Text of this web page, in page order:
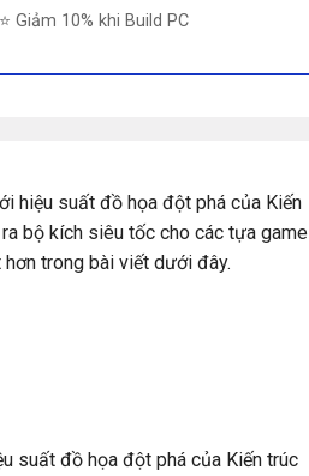
⭐ Giảm 10% khi Build PC
hiệu suất đồ họa đột phá của Kiến
bộ kích siêu tốc cho các tựa game
trong bài viết dưới đây.
suất đồ họa đột phá của Kiến trúc